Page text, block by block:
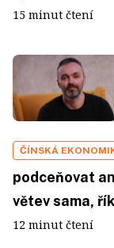
15 minut čtení
ČÍNSKÁ
podceňovat
větev sama,
12 minut čtení